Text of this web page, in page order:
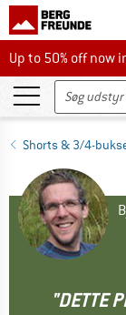
Up to 50% off now
Up to 50% off
Shorts & 3/4-
"DETTE